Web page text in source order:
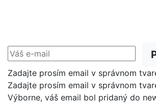
Zadajte prosím email v správnom
Zadajte prosím email v správnom
Výborne, váš email bol pridaný do